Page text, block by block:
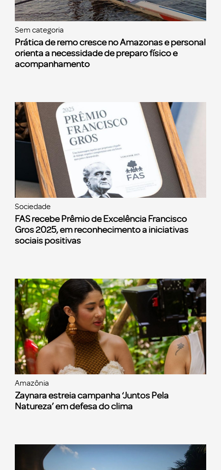
Sem categoria
Prática de remo cresce no Amazonas e personal
orienta a necessidade de preparo físico e
acompanhamento
Sociedade
FAS recebe Prêmio de Excelência Francisco
Gros 2025, em reconhecimento a iniciativas
sociais positivas
Amazônia
Zaynara estreia campanha ‘Juntos Pela
Natureza’ em defesa do clima